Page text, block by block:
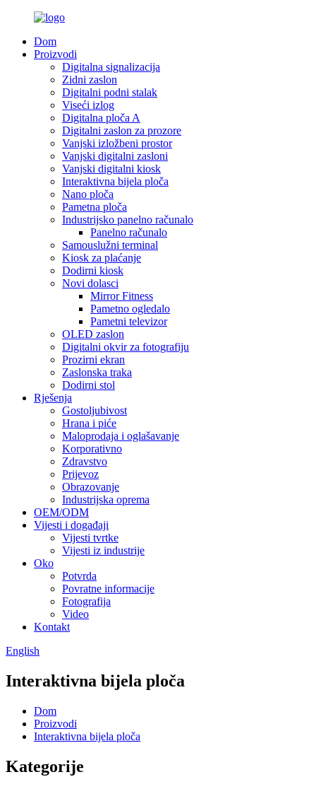
Dom
Proizvodi
Digitalna signalizacija
Zidni zaslon
Digitalni podni stalak
Viseći izlog
Digitalna ploča A
Digitalni zaslon za prozore
Vanjski izložbeni prostor
Vanjski digitalni zasloni
Vanjski digitalni kiosk
Interaktivna bijela ploča
Nano ploča
Pametna ploča
Industrijsko panelno računalo
Panelno računalo
Samouslužni terminal
Kiosk za plaćanje
Dodirni kiosk
Novi dolasci
Mirror Fitness
Pametno ogledalo
Pametni televizor
OLED zaslon
Digitalni okvir za fotografiju
Prozirni ekran
Zaslonska traka
Dodirni stol
Rješenja
Gostoljubivost
Hrana i piće
Maloprodaja i oglašavanje
Korporativno
Zdravstvo
Prijevoz
Obrazovanje
Industrijska oprema
OEM/ODM
Vijesti i događaji
Vijesti tvrtke
Vijesti iz industrije
Oko
Potvrda
Povratne informacije
Fotografija
Video
Kontakt
English
Interaktivna bijela ploča
Dom
Proizvodi
Interaktivna bijela ploča
Kategorije